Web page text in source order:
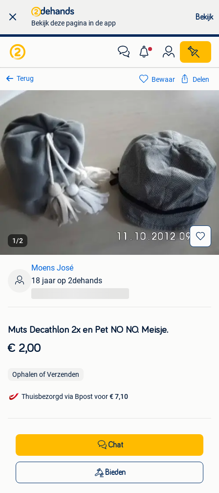
Bekijk deze pagina in de app
Bekijk
Terug
1/2
Bewaar Delen
Muts Decathlon 2x en Pet NO NO. Meisje.
€ 2,00
Ophalen of Verzenden
Thuisbezorgd via Bpost voor€ 7,10
Moens José
18 jaar op 2dehands
Chat
Bieden